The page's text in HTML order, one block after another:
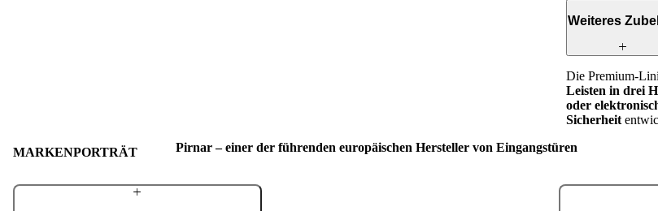
Weiteres
Die Premium-
Leisten in drei
oder
Sicherheit
MARKENPORTRÄT Pirnar – einer der führenden europäischen Hersteller von Eingangstüren